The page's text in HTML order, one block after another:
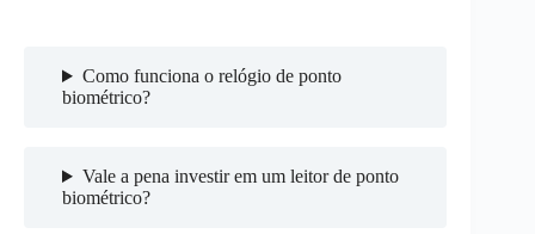
Como funciona o relógio de ponto
biométrico?
Vale a pena investir em um leitor de ponto
biométrico?